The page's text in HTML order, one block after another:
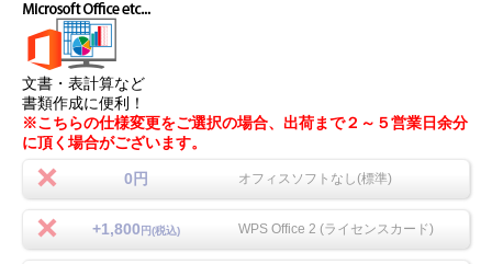
文書・表計算など
書類作成に便利！
※こちらの仕様変更をご選択の場合、出荷まで２～５営業日余分
に頂く場合がございます。
0円 オフィスソフトなし(標準)
+1,800 円(税込) WPS Office 2 (ライセンスカード)